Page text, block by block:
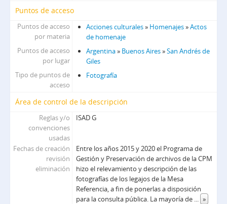
Puntos de acceso
Puntos de acceso
por materia
Acciones culturales» Homenajes»Actos
de homenaje
Puntos de acceso
por lugar
Argentina» Buenos Aires»San Andrés de
Giles
Tipo de puntos de
acceso
Fotografía
Área de control de la descripción
Reglas y/o
convenciones
usadas
ISAD G
Fechas de creación
revisión
eliminación
Entre los años 2015 y 2020 el Programa de
Gestión y Preservación de archivos de la CPM
hizo el relevamiento y descripción de las
fotografías de los legajos de la Mesa
Referencia, a fin de ponerlas a disposición
para la consulta pública. La mayoría de ... »